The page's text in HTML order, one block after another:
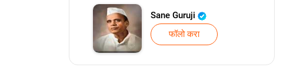
Sane Guruji
फॉलो करा